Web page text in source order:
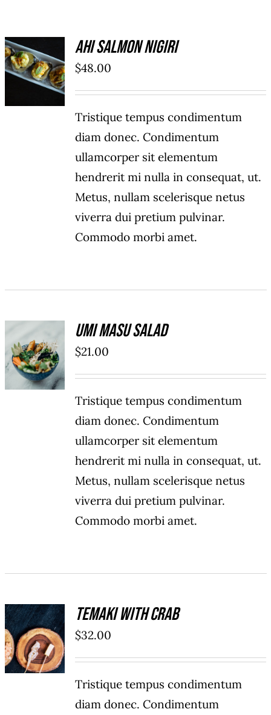
ADD TO
CART
/
DÉTAILS
Ahi Salmon Nigiri
$48.00
Tristique tempus condimentum
diam donec. Condimentum
ullamcorper sit elementum
hendrerit mi nulla in consequat, ut.
Metus, nullam scelerisque netus
viverra dui pretium pulvinar.
Commodo morbi amet.
ADD TO
CART
/
DÉTAILS
Umi Masu Salad
$21.00
Tristique tempus condimentum
diam donec. Condimentum
ullamcorper sit elementum
hendrerit mi nulla in consequat, ut.
Metus, nullam scelerisque netus
viverra dui pretium pulvinar.
Commodo morbi amet.
ADD TO
CART
/
DÉTAILS
Temaki With Crab
$32.00
Tristique tempus condimentum
diam donec. Condimentum